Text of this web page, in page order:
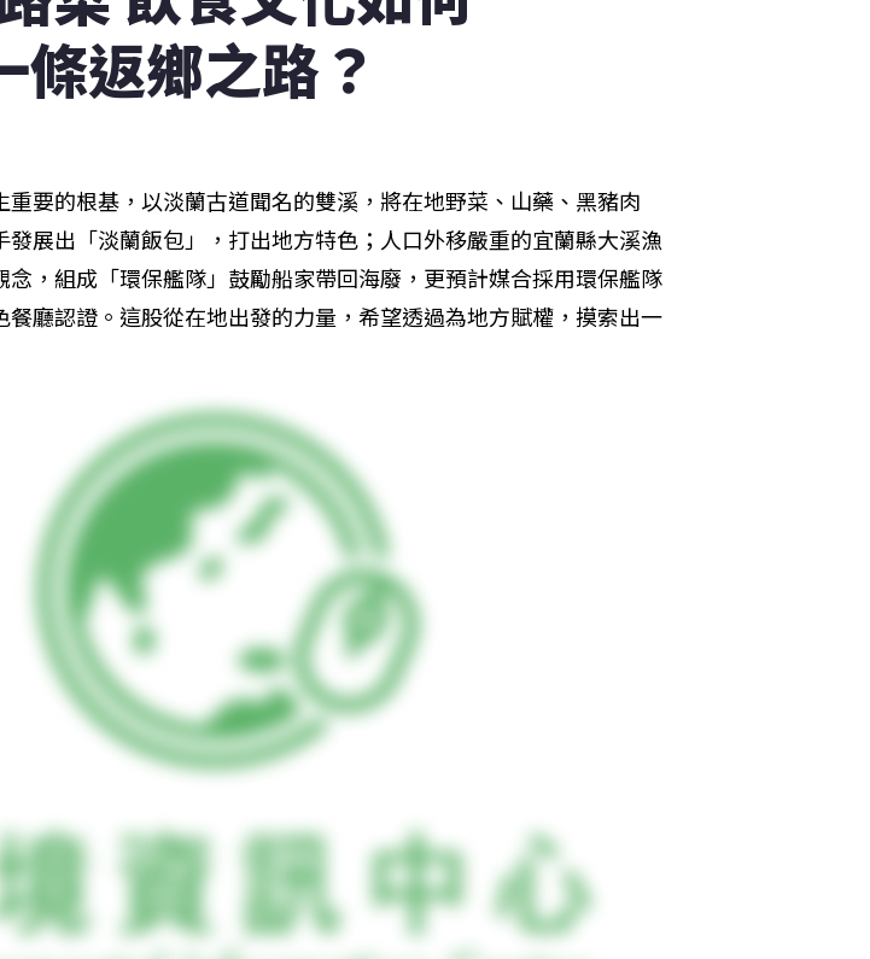
條返鄉之路？
重要的根基，以淡蘭古道聞名的雙溪，將在地野菜、山藥、黑豬肉
發展出「淡蘭飯包」，打出地方特色；人口外移嚴重的宜蘭縣大溪漁
念，組成「環保艦隊」鼓勵船家帶回海廢，更預計媒合採用環保艦隊
餐廳認證。這股從在地出發的力量，希望透過為地方賦權，摸索出一